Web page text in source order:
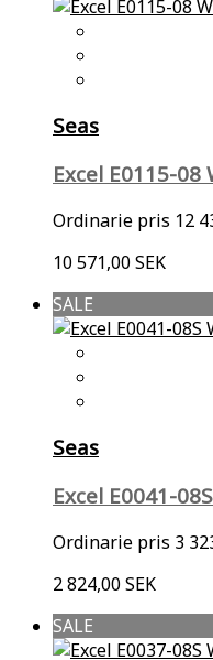
Seas
Excel E0115-08
Ordinarie pris 12
10 571,00 SEK
SALE
Seas
Excel E0041-
Ordinarie pris 3
2 824,00 SEK
SALE